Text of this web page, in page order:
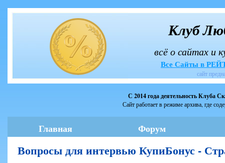
Клуб
всё о сайтах и
Все Сайты в
сайт
С 2014 года деятельность Клуба
Сайт работает в режиме архива, где
Главная Форум
Вопросы для интервью КупиБонус -